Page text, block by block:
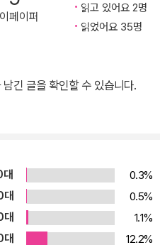
것도 신뢰감을 준다는 평을 받
하는 시선이나 습관적인 말장난
‘있을 법한’아이의 ‘있을 법
이끌어 낸다. 그렇지만 이 작품
가 던져 준 질병들을 앓고 있지
살아가려 한다. 지호도 우정을
왕따 문제를 다루는 방식은 좀
성희의 말대로 이야기란 좋은
『흑룡전설 용지호』속에 등장하
페이퍼
읽고 있어요 2명
읽었어요 35명
긴 글을 확인할 수 있습니다.
대
0.3%
대
0.5%
대
1.1%
12.2%